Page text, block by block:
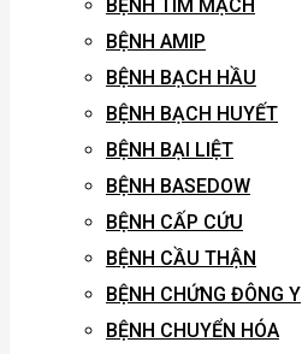
BỆNH TIM MẠCH
BỆNH AMIP
BỆNH BẠCH HẦU
BỆNH BẠCH HUYẾT
BỆNH BẠI LIỆT
BỆNH BASEDOW
BỆNH CẤP CỨU
BỆNH CẦU THẬN
BỆNH CHỨNG ĐÔNG Y
BỆNH CHUYỂN HÓA